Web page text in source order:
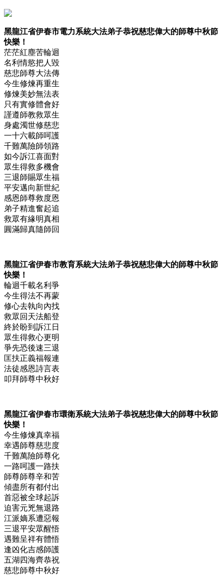
黑龍江省伊春市電力系統大法弟子恭祝慈悲偉大的師尊中秋節
快樂！
茫茫紅塵苦輪迴
名利情慾把人毀
慈悲師尊大法傳
今生修煉再重生
修煉美妙無法表
只有實修體會好
謹遵師教救眾生
身處濁世修慈悲
一十六載師呵護
千難萬險師領路
如今訴江喜面對
眾生得救多機會
三退師賜眾生福
平安邁向新世紀
感恩師尊救度恩
弟子精進奮起追
救眾有緣明真相
圓滿歸真隨師回
黑龍江省伊春市教育系統大法弟子恭祝慈悲偉大的師尊中秋節
快樂！
輪迴千載名利爭
今生得法不再蒙
修心去執向內找
救眾回天法船登
終於盼到訴江日
眾生得救心更明
爭先恐後速三退
匡扶正義福報連
法徒感恩詩言表
叩拜師尊中秋好
黑龍江省伊春市環衛系統大法弟子恭祝慈悲偉大的師尊中秋節
快樂！
今生修煉真幸福
幸遇師尊慈悲度
千難萬險師尊化
一路呵護一路扶
師尊師尊辛和苦
傾盡所有都付出
首惡被全球起訴
迫害元兇無退路
江派嫡系遭惡報
三退平安眾醒悟
遇難呈祥有體悟
逢凶化吉感師護
五湖四海齊恭祝
慈悲師尊中秋好